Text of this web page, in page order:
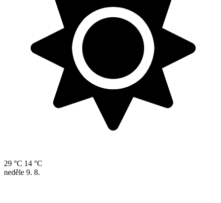
29 °C 14 °C
neděle 9. 8.